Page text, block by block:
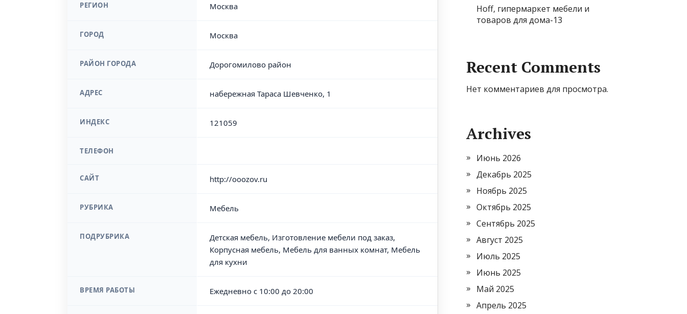
РЕГИОН Москва
ГОРОД Москва
РАЙОН ГОРОДА Дорогомилово район
АДРЕС набережная Тараса Шевченко, 1
ИНДЕКС 121059
ТЕЛЕФОН
САЙТ http://ooozov.ru
РУБРИКА Мебель
ПОДРУБРИКА
Детская мебель, Изготовление мебели под заказ,
Корпусная мебель, Мебель для ванных комнат, Мебель
для кухни
ВРЕМЯ РАБОТЫ Ежедневно с 10:00 до 20:00
Hoff, гипермаркет мебели и
товаров для дома-13
Recent Comments
Нет комментариев для просмотра.
Archives
Июнь 2026
Декабрь 2025
Ноябрь 2025
Октябрь 2025
Сентябрь 2025
Август 2025
Июль 2025
Июнь 2025
Май 2025
Апрель 2025